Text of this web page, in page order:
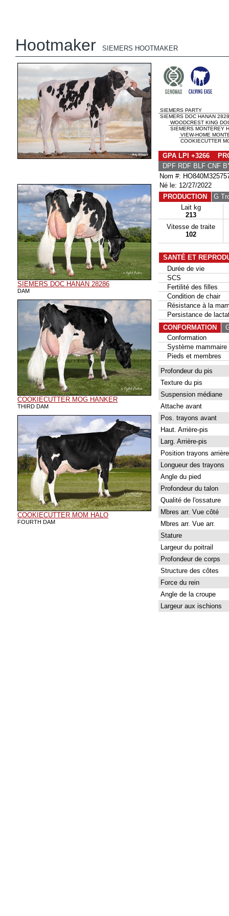
Hootmaker SIEMERS HOOTMAKER
SIEMERS DOC HANAN 28286
DAM
COOKIECUTTER MOG HANKER
THIRD DAM
COOKIECUTTER MOM HALO
FOURTH DAM
SIEMERS PARTY
SIEMERS DOC HANAN
WOODCREST KING
SIEMERS MONTEREY
VIEW-HOME
COOKIECUTTER
GPA LPI +3266
DPF RDF BLF CNF
Nom #:
Né le: 12/27/2022
PRODUCTION
G
Lait kg
213
Vitesse de traite
102
SANTÉ ET
Durée de vie
SCS
Fertilité des filles
Condition de chair
Résistance à la
Persistance de
CONFORMATION
Conformation
Système mammaire
Pieds et membres
Profondeur du pis
Texture du pis
Suspension médiane
Attache avant
Pos. trayons avant
Haut. Arrière-pis
Larg. Arrière-pis
Position trayons arrière
Longueur des trayons
Angle du pied
Profondeur du talon
Qualité de l'ossature
Mbres arr. Vue côté
Mbres arr. Vue arr.
Stature
Largeur du poitrail
Profondeur de corps
Structure des côtes
Force du rein
Angle de la croupe
Largeur aux ischions